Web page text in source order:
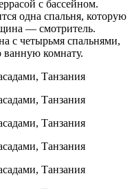
с бассейном.
одна спальня, которую
— смотритель.
с четырьмя спальнями,
ванную комнату.